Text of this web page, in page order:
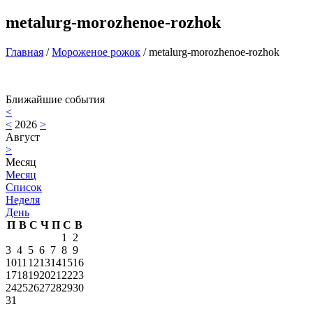
metalurg-morozhenoe-rozhok
Главная / Мороженое рожок /metalurg-morozhenoe-rozhok
Ближайшие события
<
< 2026 >
Август
>
Месяц
Месяц
Список
Неделя
День
П В С Ч П С В
1
2
3 4 5 6 7 8 9
1011 1213141516
1718192021 2223
24252627282930
31